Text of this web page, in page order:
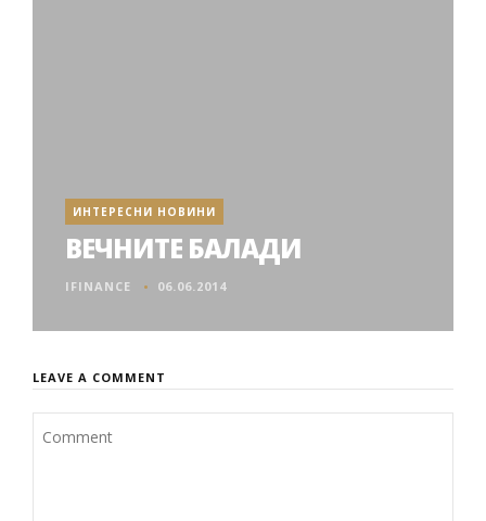
ИНТЕРЕСНИ НОВИНИ
ВЕЧНИТЕ БАЛАДИ
IFINANCE 06.06.2014
LEAVE A COMMENT